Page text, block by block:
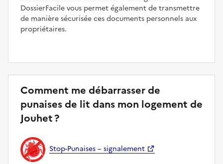
DossierFacile vous permet également de transmettre
de manière sécurisée ces documents personnels aux
propriétaires.
Comment me débarrasser de
punaises de lit dans mon logement de
Jouhet ?
Stop-Punaises – signalement